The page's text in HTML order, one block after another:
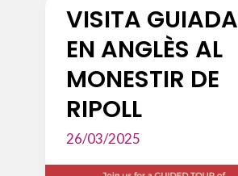
ST.
JORDI
VISITA GUIADA
EN ANGLÈS AL
MONESTIR DE
RIPOLL
26/03/2025